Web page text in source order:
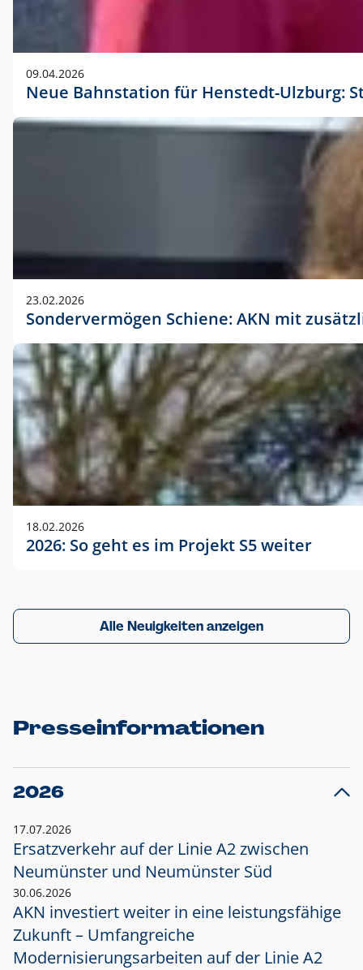
09.04.2026
Neue Bahnstation für Henstedt-Ulzburg:
23.02.2026
Sondervermögen Schiene: AKN mit
18.02.2026
2026: So geht es im Projekt S5 weiter
Alle Neuigkeiten anzeigen
Presseinformationen
2026
17.07.2026
Ersatzverkehr auf der Linie A2 zwischen
Neumünster und Neumünster Süd
30.06.2026
AKN investiert weiter in eine leistungsfähige
Zukunft – Umfangreiche
Modernisierungsarbeiten auf der Linie A2